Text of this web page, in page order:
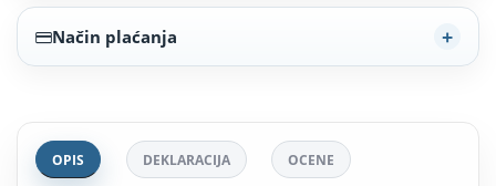
Način plaćanja
OPIS DEKLARACIJA OCENE